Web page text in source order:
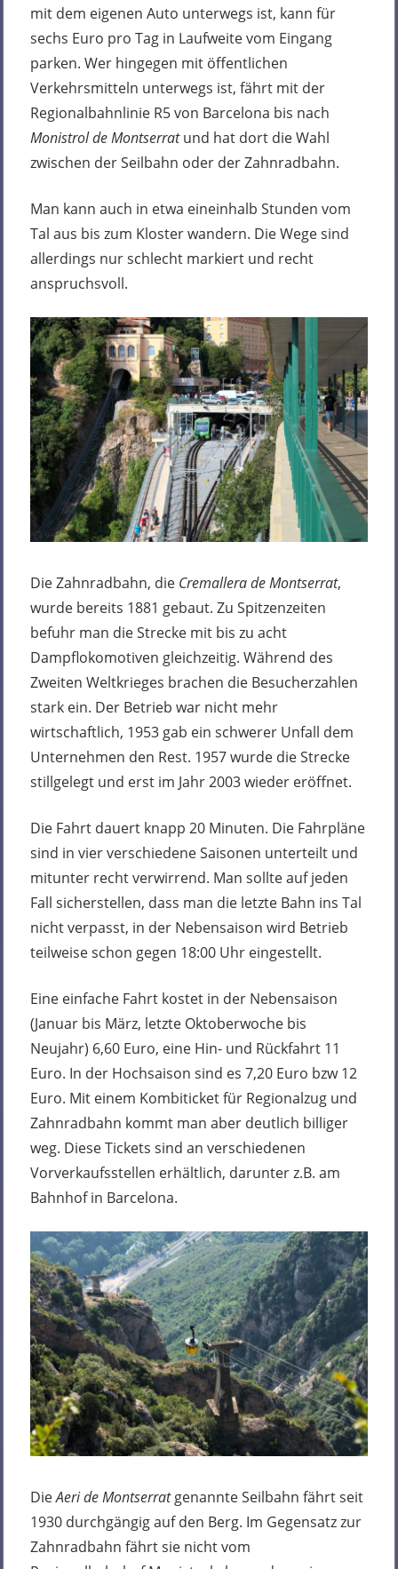
mit dem eigenen Auto unterwegs ist, kann für
sechs Euro pro Tag in Laufweite vom Eingang
parken. Wer hingegen mit öffentlichen
Verkehrsmitteln unterwegs ist, fährt mit der
Regionalbahnlinie R5 von Barcelona bis nach
Monistrol de Montserratund hat dort die Wahl
zwischen der Seilbahn oder der Zahnradbahn.
Man kann auch in etwa eineinhalb Stunden vom
Tal aus bis zum Kloster wandern. Die Wege sind
allerdings nur schlecht markiert und recht
anspruchsvoll.
Die Zahnradbahn, die Cremallera de Montserrat,
wurde bereits 1881 gebaut. Zu Spitzenzeiten
befuhr man die Strecke mit bis zu acht
Dampflokomotiven gleichzeitig. Während des
Zweiten Weltkrieges brachen die Besucherzahlen
stark ein. Der Betrieb war nicht mehr
wirtschaftlich, 1953 gab ein schwerer Unfall dem
Unternehmen den Rest. 1957 wurde die Strecke
stillgelegt und erst im Jahr 2003 wieder eröffnet.
Die Fahrt dauert knapp 20 Minuten. Die Fahrpläne
sind in vier verschiedene Saisonen unterteilt und
mitunter recht verwirrend. Man sollte auf jeden
Fall sicherstellen, dass man die letzte Bahn ins Tal
nicht verpasst, in der Nebensaison wird Betrieb
teilweise schon gegen 18:00 Uhr eingestellt.
Eine einfache Fahrt kostet in der Nebensaison
(Januar bis März, letzte Oktoberwoche bis
Neujahr) 6,60 Euro, eine Hin- und Rückfahrt 11
Euro. In der Hochsaison sind es 7,20 Euro bzw 12
Euro. Mit einem Kombiticket für Regionalzug und
Zahnradbahn kommt man aber deutlich billiger
weg. Diese Tickets sind an verschiedenen
Vorverkaufsstellen erhältlich, darunter z.B. am
Bahnhof in Barcelona.
DieAeri de Montserratgenannte Seilbahn fährt seit
1930 durchgängig auf den Berg. Im Gegensatz zur
Zahnradbahn fährt sie nicht vom